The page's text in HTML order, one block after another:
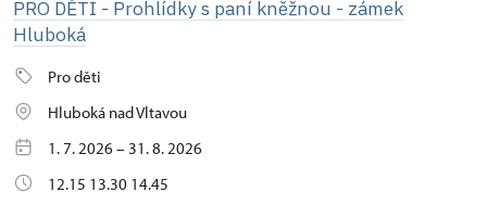
PRO DĚTI - Prohlídky s paní kněžnou - zámek
Hluboká
Pro děti
Hluboká nad Vltavou
1. 7. 2026 – 31. 8. 2026
12.15 13.30 14.45